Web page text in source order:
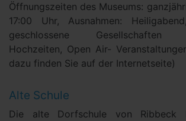
Öffnungszeiten des Museums:
17:00 Uhr, Ausnahmen:
geschlossene Gesellschaften
Hochzeiten, Open Air-
dazu finden Sie auf der Internetseite)
Alte Schule
Die alte Dorfschule von Ribbeck